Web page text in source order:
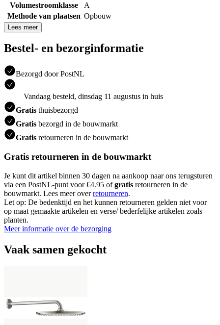
Volumestroomklasse
A
Methode van plaatsen Opbouw
Lees meer
Bestel- en bezorginformatie
Bezorgd door PostNL
Vandaag besteld, dinsdag 11 augustus in huis
Gratis thuisbezorgd
Gratis bezorgd in de bouwmarkt
Gratis retourneren in de bouwmarkt
Gratis retourneren in de bouwmarkt
Je kunt dit artikel binnen 30 dagen na aankoop naar ons terugsturen
via een PostNL-punt voor €4.95 ofgratis retourneren in de
bouwmarkt. Lees meer overretourneren.
Let op: De bedenktijd en het kunnen retourneren gelden niet voor
op maat gemaakte artikelen en verse/ bederfelijke artikelen zoals
planten.
Meer informatie over de bezorging
Vaak samen gekocht